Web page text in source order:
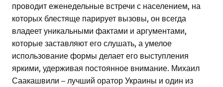
проводит еженедельные встречи с населением, на
которых блестяще парирует вызовы, он всегда
владеет уникальными фактами и аргументами,
которые заставляют его слушать, а умелое
использование формы делает его выступления
яркими, удерживая постоянное внимание. Михаил
Саакашвили – лучший оратор Украины и один из